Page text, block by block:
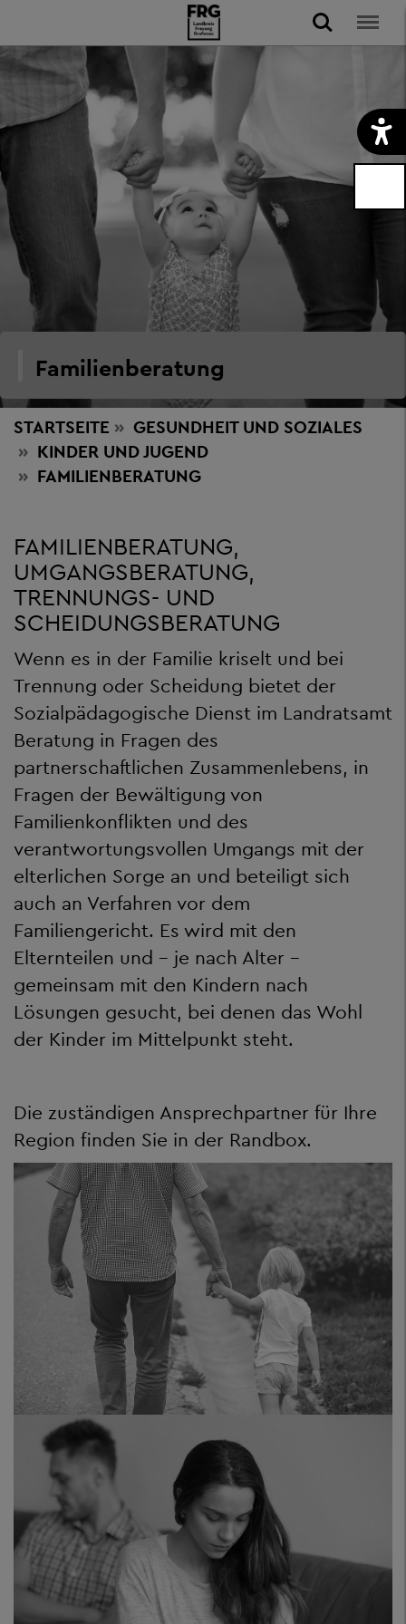
Familienberatung
STARTSEITE GESUNDHEIT UND SOZIALES
KINDER UND JUGEND
FAMILIENBERATUNG
FAMILIENBERATUNG,
UMGANGSBERATUNG,
TRENNUNGS- UND
SCHEIDUNGSBERATUNG
Wenn es in der Familie kriselt und bei
Trennung oder Scheidung bietet der
Sozialpädagogische Dienst im Landratsamt
Beratung in Fragen des
partnerschaftlichen Zusammenlebens, in
Fragen der Bewältigung von
Familienkonflikten und des
verantwortungsvollen Umgangs mit der
elterlichen Sorge an und beteiligt sich
auch an Verfahren vor dem
Familiengericht. Es wird mit den
Elternteilen und - je nach Alter -
gemeinsam mit den Kindern nach
Lösungen gesucht, bei denen das Wohl
der Kinder im Mittelpunkt steht.
Die zuständigen Ansprechpartner für Ihre
Region finden Sie in der Randbox.